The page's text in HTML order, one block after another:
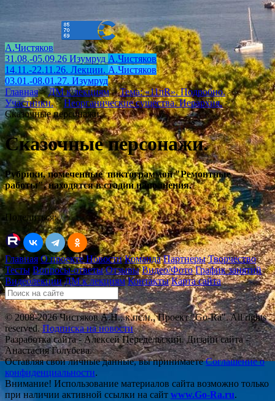
А.Чистяков
31.08.-05.09.26 Изумруд А.Чистяков
14.11.-22.11.26. Лекции. А.Чистяков
03.01.-08.01.27. Изумруд
Главная > ДМ к лекциям > Тема: «11πR». Подробно. >
Участники. > Неорганические существа. Иерархия. >
Сказочные персонажи.
Сказочные персонажи.
Рубрики, помеченные пиктограммой "Ремонтные
работы", находятся в стадии наполнения.
Поделиться:
Главная О проектеНовости Команда Партнеры Творчество
Тесты Вопросы-ответы Отзывы Видео/Фото График занятий
Видеолекции ДМ к лекциям Контакты Карта сайта
© 2008-2026 Чистяков А.Н., к.пс.н., Проект "Go-Ra". All rights
reserved.Подписка на новости
Разработка сайта - Алексей Передельский. Дизайн сайта -
Анастасия Голубева.
Оставляя свои личные данные, вы принимаетеСоглашение о
конфиденциальности.
Внимание! Использование материалов сайта возможно только
при наличии активной ссылки на сайт www.Go-Ra.ru.